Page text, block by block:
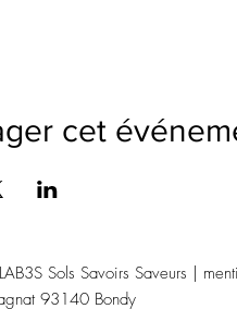
cet
Sols Savoirs Saveurs |
93140 Bondy